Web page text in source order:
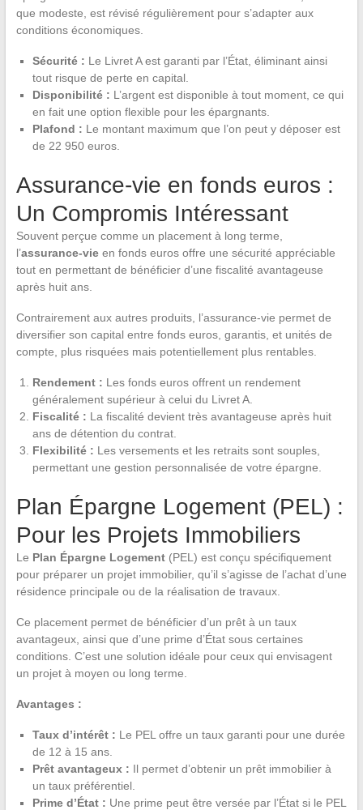
que modeste, est révisé régulièrement pour s’adapter aux
conditions économiques.
Sécurité : Le Livret A est garanti par l’État, éliminant ainsi
tout risque de perte en capital.
Disponibilité : L’argent est disponible à tout moment, ce qui
en fait une option flexible pour les épargnants.
Plafond : Le montant maximum que l’on peut y déposer est
de 22 950 euros.
Assurance-vie en fonds euros :
Un Compromis Intéressant
Souvent perçue comme un placement à long terme,
l’assurance-vieen fonds euros offre une sécurité appréciable
tout en permettant de bénéficier d’une fiscalité avantageuse
après huit ans.
Contrairement aux autres produits, l’assurance-vie permet de
diversifier son capital entre fonds euros, garantis, et unités de
compte, plus risquées mais potentiellement plus rentables.
Rendement : Les fonds euros offrent un rendement
généralement supérieur à celui du Livret A.
Fiscalité : La fiscalité devient très avantageuse après huit
ans de détention du contrat.
Flexibilité : Les versements et les retraits sont souples,
permettant une gestion personnalisée de votre épargne.
Plan Épargne Logement (PEL) :
Pour les Projets Immobiliers
Le Plan Épargne Logement(PEL) est conçu spécifiquement
pour préparer un projet immobilier, qu’il s’agisse de l’achat d’une
résidence principale ou de la réalisation de travaux.
Ce placement permet de bénéficier d’un prêt à un taux
avantageux, ainsi que d’une prime d’État sous certaines
conditions. C’est une solution idéale pour ceux qui envisagent
un projet à moyen ou long terme.
Avantages :
Taux d’intérêt : Le PEL offre un taux garanti pour une durée
de 12 à 15 ans.
Prêt avantageux : Il permet d’obtenir un prêt immobilier à
un taux préférentiel.
Prime d’État : Une prime peut être versée par l’État si le PEL